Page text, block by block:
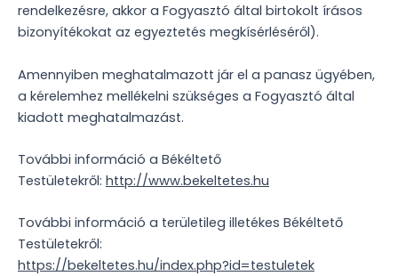
rendelkezésre, akkor a Fogyasztó által birtokolt írásos
bizonyítékokat az egyeztetés megkísérléséről).
Amennyiben meghatalmazott jár el a panasz ügyében,
a kérelemhez mellékelni szükséges a Fogyasztó által
kiadott meghatalmazást.
További információ a Békéltető
Testületekről: http://www.bekeltetes.hu
További információ a területileg illetékes Békéltető
Testületekről:
https://bekeltetes.hu/index.php?id=testuletek